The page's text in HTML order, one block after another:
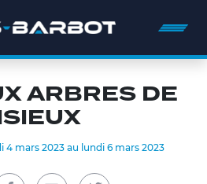
ARBRES DE
4 mars 2023 au lundi 6 mars 2023